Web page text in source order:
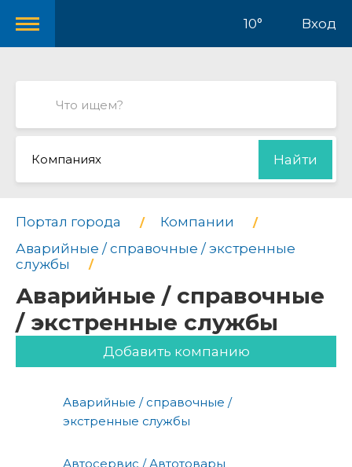
10° Вход
Компаниях Найти
Портал города
Компании
Аварийные / справочные / экстренные
службы
Аварийные / справочные
/ экстренные службы
Добавить компанию
Аварийные / справочные /
экстренные службы
Автосервис / Автотовары